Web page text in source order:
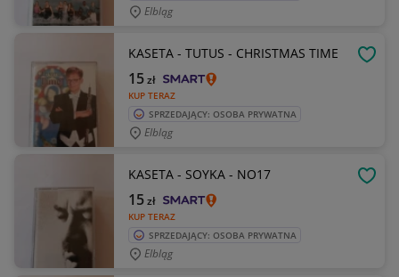
Elbląg
KASETA - TUTUS - CHRISTMAS TIME
KUP TERAZ
15zł
SPRZEDAJĄCY: OSOBA PRYWATNA
Elbląg
KASETA - SOYKA - NO17
KUP TERAZ
15zł
SPRZEDAJĄCY: OSOBA PRYWATNA
Elbląg